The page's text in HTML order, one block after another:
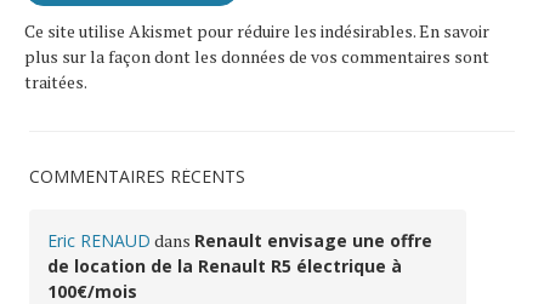
Ce site utilise Akismet pour réduire les indésirables.En savoir
plus sur la façon dont les données de vos commentaires sont
traitées.
COMMENTAIRES RÉCENTS
Eric RENAUD dans Renault envisage une offre
de location de la Renault R5 électrique à
100€/mois